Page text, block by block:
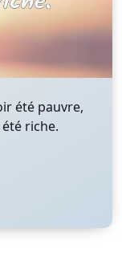
été pauvre,
riche.